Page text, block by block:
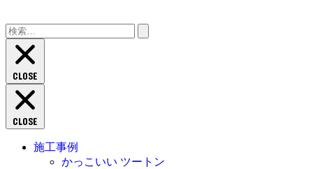
検
索:
CLOSE
CLOSE
施工事例
かっこいい ツートン